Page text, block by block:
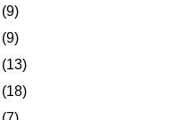
(9)
(9)
(13)
(18)